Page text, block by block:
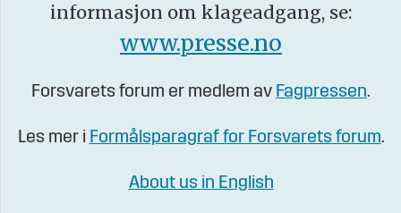
informasjon om klageadgang, se:
www.presse.no
Forsvarets forum er medlem av Fagpressen.
Les mer i Formålsparagraf for Forsvarets forum.
About us in English